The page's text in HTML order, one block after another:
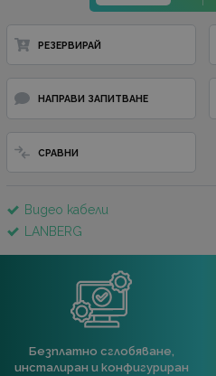
РЕЗЕРВИРАЙ
НАПРАВИ ЗАПИТВАНЕ
СРАВНИ
Видео кабели
LANBERG
Безплатно сглобяване,
инсталиран и конфигуриран